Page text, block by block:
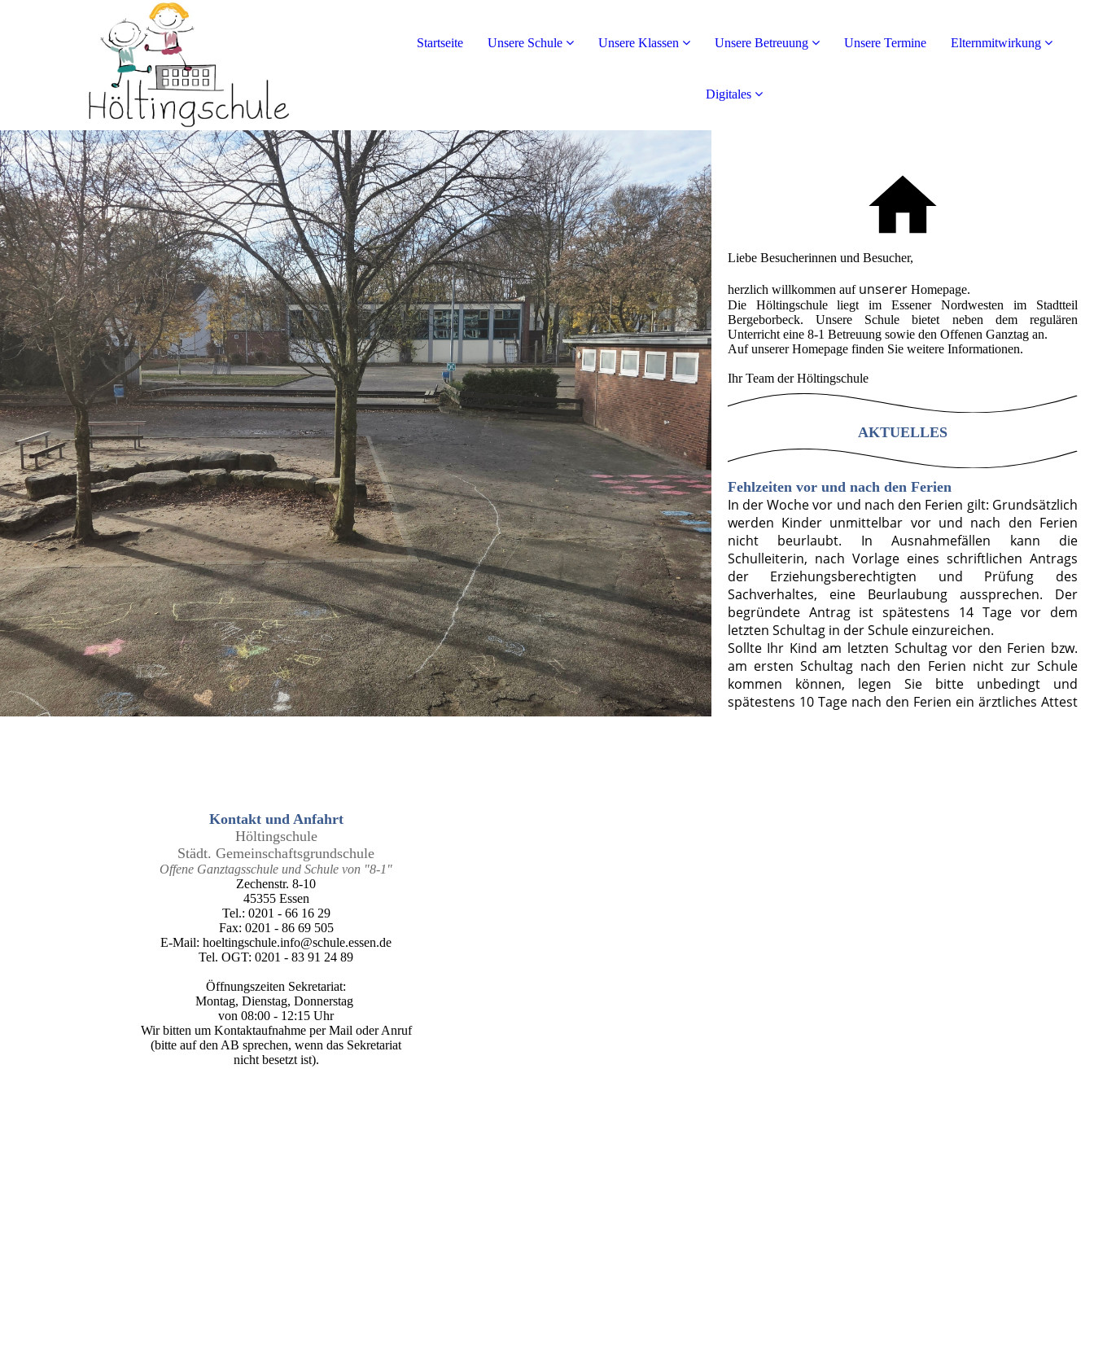
Startseite Unsere Schule Unsere Klassen Unsere Betreuung Unsere Termine Elternmitwirkung
Digitales
Liebe Besucherinnen und Besucher,
herzlich willkommen auf unsererHomepage.
Die Höltingschule liegt im Essener Nordwesten im Stadtteil
Bergeborbeck. Unsere Schule bietet neben dem regulären
Unterricht eine 8-1 Betreuung sowie den Offenen Ganztag an.
Auf unserer Homepage finden Sie weitere Informationen.
Ihr Team der Höltingschule
AKTUELLES
Fehlzeiten vor und nach den Ferien
In der Woche vor und nach den Ferien gilt: Grundsätzlich
werden Kinder unmittelbar vor und nach den Ferien
nicht beurlaubt. In Ausnahmefällen kann die
Schulleiterin, nach Vorlage eines schriftlichen Antrags
der Erziehungsberechtigten und Prüfung des
Sachverhaltes, eine Beurlaubung aussprechen. Der
begründete Antrag ist spätestens 14 Tage vor dem
letzten Schultag in der Schule einzureichen.
Sollte Ihr Kind am letzten Schultag vor den Ferien bzw.
am ersten Schultag nach den Ferien nicht zur Schule
kommen können, legen Sie bitte unbedingt und
spätestens 10 Tage nach den Ferien ein ärztliches Attest
Kontakt und Anfahrt
Höltingschule
Städt. Gemeinschaftsgrundschule
Offene Ganztagsschule und Schule von "8-1"
Zechenstr. 8-10
45355 Essen
Tel.: 0201 - 66 16 29
Fax: 0201 - 86 69 505
E-Mail: hoeltingschule.info@schule.essen.de
Tel. OGT: 0201 - 83 91 24 89
Öffnungszeiten Sekretariat:
Montag, Dienstag, Donnerstag
von 08:00 - 12:15 Uhr
Wir bitten um Kontaktaufnahme per Mail oder Anruf
(bitte auf den AB sprechen, wenn das Sekretariat
nicht besetzt ist).